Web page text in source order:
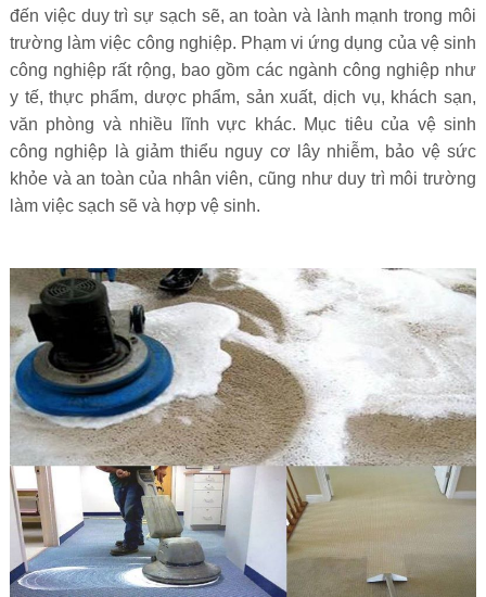
đến việc duy trì sự sạch sẽ, an toàn và lành mạnh trong môi
trường làm việc công nghiệp. Phạm vi ứng dụng của vệ sinh
công nghiệp rất rộng, bao gồm các ngành công nghiệp như
y tế, thực phẩm, dược phẩm, sản xuất, dịch vụ, khách sạn,
văn phòng và nhiều lĩnh vực khác. Mục tiêu của vệ sinh
công nghiệp là giảm thiểu nguy cơ lây nhiễm, bảo vệ sức
khỏe và an toàn của nhân viên, cũng như duy trì môi trường
làm việc sạch sẽ và hợp vệ sinh.